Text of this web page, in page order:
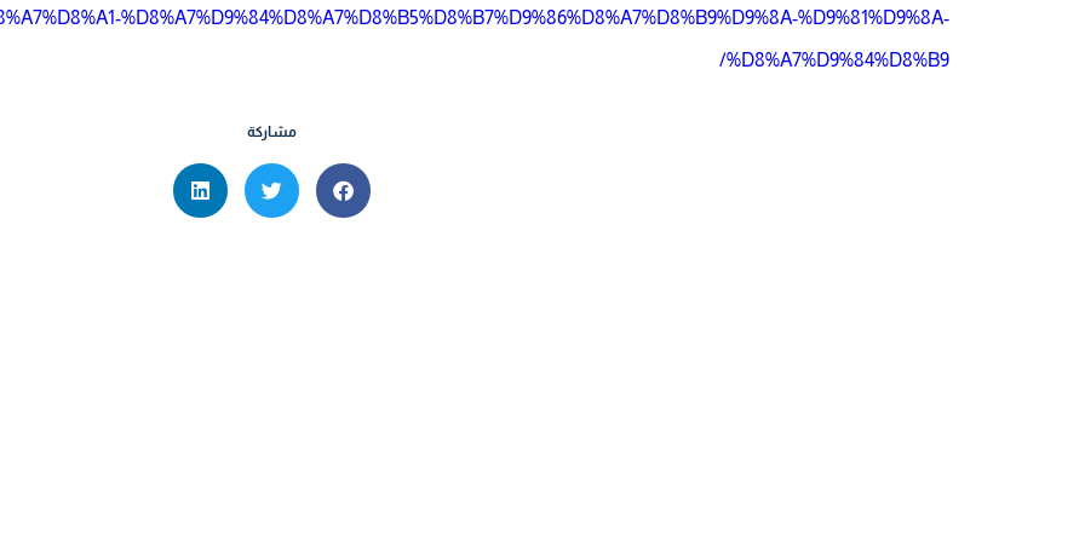
%D8%A7%D9%84%D8%A7%D8%B5%D8%B7%D9%86%D8%A7%D8%B9%D9%8A-%D9%81%D9%8A-
%D8%A7%D9%84%D8%B9/
مشاركة